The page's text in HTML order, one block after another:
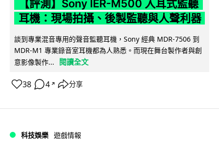
【評測】Sony IER-M500 入耳式監聽
耳機：現場拍攝、後製監聽與人聲利器
談到專業混音專用的聲音監聽耳機，Sony 經典 MDR-7506 到
MDR-M1 專業錄音室耳機都為人熟悉。而現在舞台製作者與創
意影像製作...
閱讀全文
38 4 ↗ 分享
科技娛樂 遊戲情報